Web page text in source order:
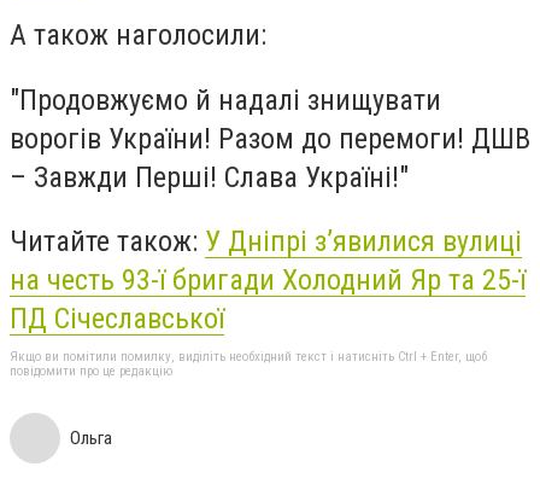
А також наголосили:
"Продовжуємо й надалі знищувати
ворогів України! Разом до перемоги! ДШВ
– Завжди Перші! Слава Україні!"
Читайте також: У Дніпрі з’явилися вулиці
на честь 93-ї бригади Холодний Яр та 25-ї
ПД Січеславської
Якщо ви помітили помилку, виділіть необхідний текст і натисніть Ctrl + Enter, щоб
повідомити про це редакцію
Ольга